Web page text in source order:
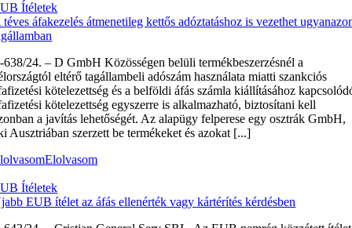
Ítéletek
téves áfakezelés átmenetileg kettős adóztatáshoz is vezethet
24. – D GmbH Közösségen belüli termékbeszerzésnél a
eltérő tagállambeli adószám használata miatti szankciós
kötelezettség és a belföldi áfás számla kiállításához
kötelezettség egyszerre is alkalmazható, biztosítani kell
a javítás lehetőségét. Az alapügy felperese egy osztrák GmbH,
Ausztriában szerzett be termékeket és azokat [...]
Elolvasom
Ítéletek
EUB ítélet az áfás ellenérték vagy kártérítés kérdésben